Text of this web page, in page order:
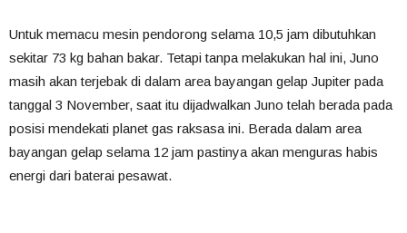
Untuk memacu mesin pendorong selama 10,5 jam dibutuhkan
sekitar 73 kg bahan bakar. Tetapi tanpa melakukan hal ini, Juno
masih akan terjebak di dalam area bayangan gelap Jupiter pada
tanggal 3 November, saat itu dijadwalkan Juno telah berada pada
posisi mendekati planet gas raksasa ini. Berada dalam area
bayangan gelap selama 12 jam pastinya akan menguras habis
energi dari baterai pesawat.